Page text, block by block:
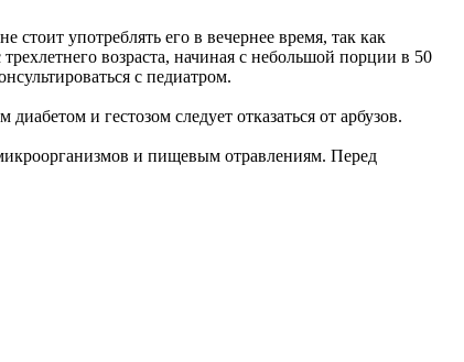
стоит употреблять его в вечернее время, так как
возраста, начиная с небольшой порции в 50
с педиатром.
и гестозом следует отказаться от арбузов.
и пищевым отравлениям. Перед